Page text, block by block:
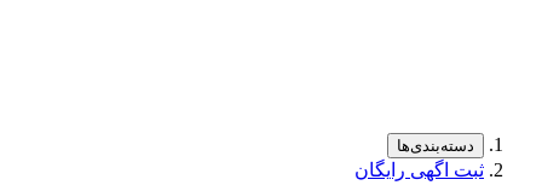
دسته‌بندی‌ها
ثبت اگهی رایگان